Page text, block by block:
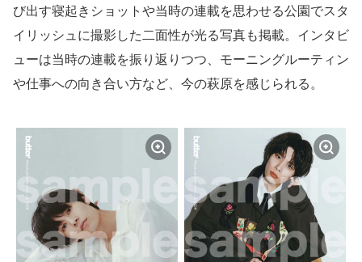
び出す寝起きショットや当時の連載を思わせる公園でスタ
イリッシュに撮影した二面性が光る写真も掲載。インタビ
ューは当時の連載を振り返りつつ、モーニングルーティン
や仕事への向き合い方など、今の萩原を感じられる。